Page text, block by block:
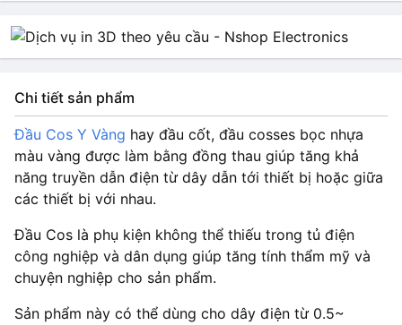
Chi tiết sản phẩm
Đầu Cos Y Vàng hay đầu cốt, đầu cosses bọc nhựa
màu vàng được làm bằng đồng thau giúp tăng khả
năng truyền dẫn điện từ dây dẫn tới thiết bị hoặc giữa
các thiết bị với nhau.
Đầu Cos là phụ kiện không thể thiếu trong tủ điện
công nghiệp và dân dụng giúp tăng tính thẩm mỹ và
chuyện nghiệp cho sản phẩm.
Sản phẩm này có thể dùng cho dây điện từ 0.5~